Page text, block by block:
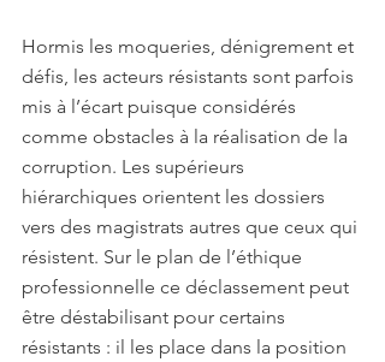
Hormis les moqueries, dénigrement et
défis, les acteurs résistants sont parfois
mis à l’écart puisque considérés
comme obstacles à la réalisation de la
corruption. Les supérieurs
hiérarchiques orientent les dossiers
vers des magistrats autres que ceux qui
résistent. Sur le plan de l’éthique
professionnelle ce déclassement peut
être déstabilisant pour certains
résistants : il les place dans la position